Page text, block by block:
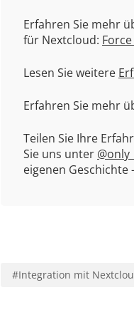
Erfahren Sie mehr
für Nextcloud:
Lesen Sie weitere
Erfahren Sie mehr
Teilen Sie Ihre
Sie uns unter
eigenen
#Integration mit